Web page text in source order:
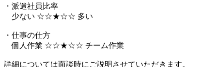
・派遣社員比率
少ない ☆☆★☆☆ 多い
・仕事の仕方
個人作業 ☆☆★☆☆ チーム作業
詳細については面談時にご説明させていただきます。